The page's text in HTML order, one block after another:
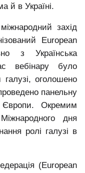
й в Україні.
захід
European
з Українська
вебінару було
галузі, оголошено
панельну
Окремим
дня
ролі галузі в
(European